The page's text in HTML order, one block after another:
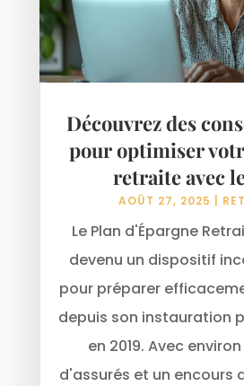
Découvrez des
pour optimiser
retraite avec
AOÛT 27, 2025
Le Plan d'Épargne
devenu un dispositif
pour préparer
depuis son instauration
en 2019. Avec
d'assurés et un encours